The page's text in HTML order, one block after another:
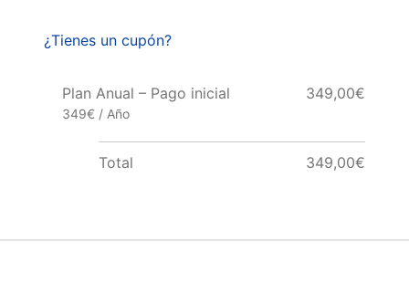
¿Tienes un cupón?
Plan Anual – Pago inicial
349€ / Año
349,00€
Total 349,00€